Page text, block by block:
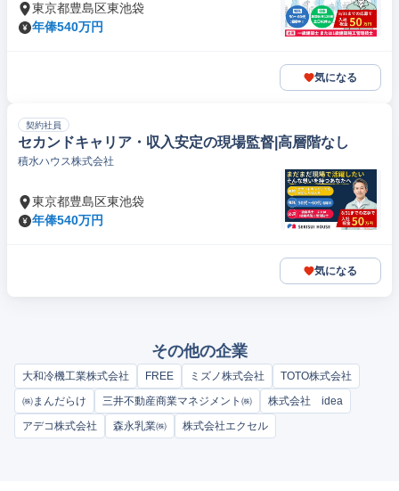
東京都豊島区東池袋
年俸540万円
気になる
契約社員
セカンドキャリア・収入安定の現場監督|高層階なし
積水ハウス株式会社
東京都豊島区東池袋
年俸540万円
気になる
その他の企業
大和冷機工業株式会社 FREE ミズノ株式会社
TOTO株式会社
㈱まんだらけ
三井不動産商業マネジメント㈱
株式会社 idea
アデコ株式会社
森永乳業㈱ 株式会社エクセル